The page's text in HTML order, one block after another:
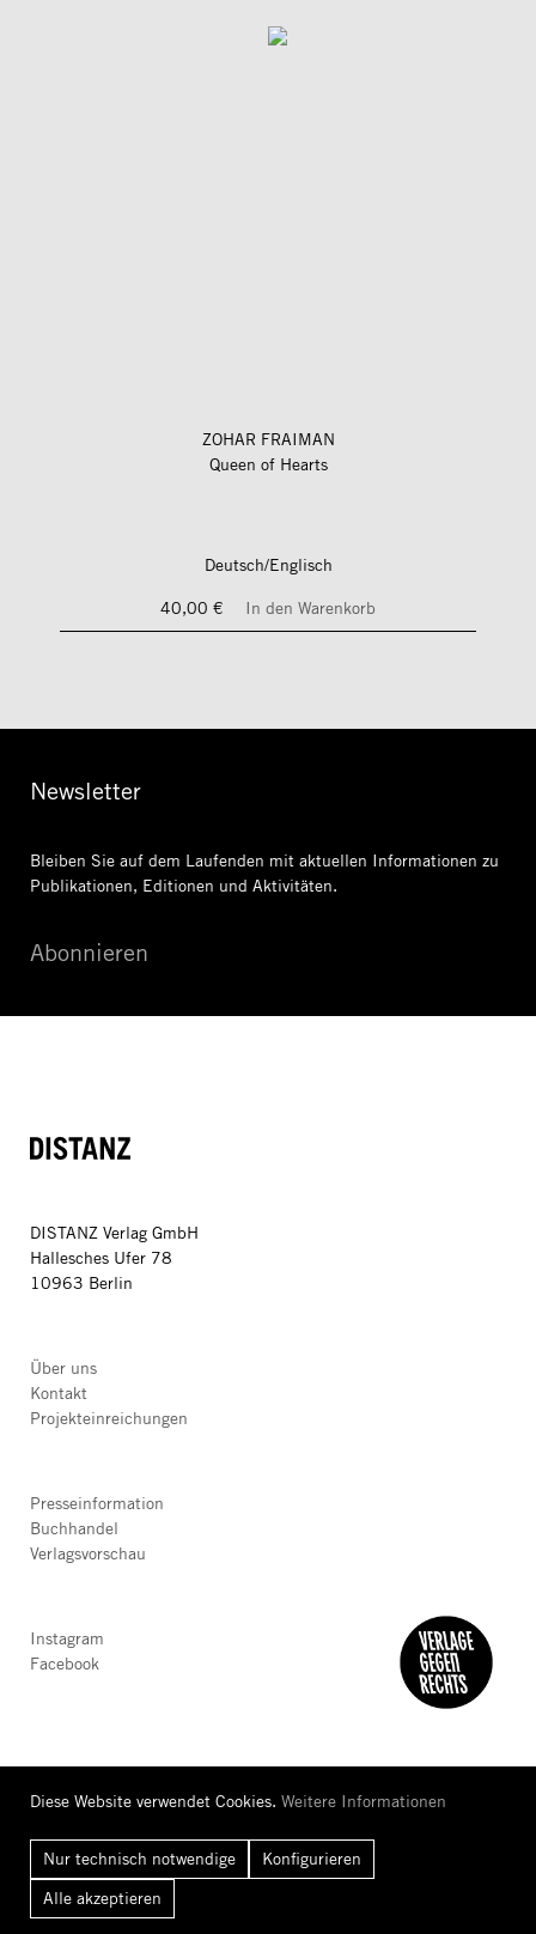
ZOHAR FRAIMAN
Queen of Hearts
Deutsch/Englisch
40,00 €
In den Warenkorb
Newsletter
Bleiben Sie auf dem Laufenden mit aktuellen Informationen zu
Publikationen, Editionen und Aktivitäten.
Abonnieren
DISTANZ
DISTANZ Verlag GmbH
Hallesches Ufer 78
10963 Berlin
Über uns
Kontakt
Projekteinreichungen
Presseinformation
Buchhandel
Verlagsvorschau
Instagram
Facebook
AGB Datenschutz Barrierefreiheit Impressum
Diese Website verwendet Cookies. Weitere Informationen
Nur technisch notwendige
Konfigurieren
Alle akzeptieren